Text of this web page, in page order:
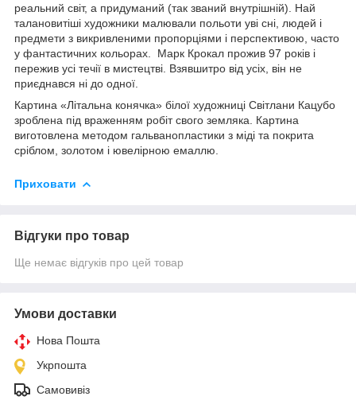
реальний світ, а придуманий (так званий внутрішній). Най
талановитіші художники малювали польоти уві сні, людей і
предмети з викривленими пропорціями і перспективою, часто
у фантастичних кольорах. Марк Крокал прожив 97 років і
пережив усі течії в мистецтві. Взявшитро від усіх, він не
приєднався ні до одної.
Картина «Літальна конячка» білої художниці Світлани Кацубо
зроблена під враженням робіт свого земляка. Картина
виготовлена методом гальванопластики з міді та покрита
сріблом, золотом і ювелірною емаллю.
Приховати
Відгуки про товар
Ще немає відгуків про цей товар
Умови доставки
Нова Пошта
Укрпошта
Самовивіз